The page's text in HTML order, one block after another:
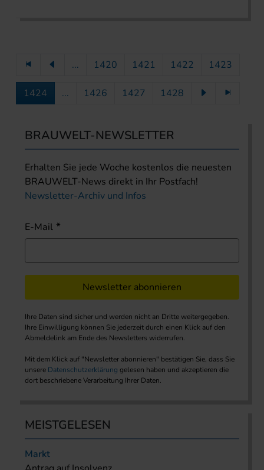
... 1420 1421 1422 1423
1424 ... 1426 1427 1428
BRAUWELT-NEWSLETTER
Erhalten Sie jede Woche kostenlos die neuesten
BRAUWELT-News direkt in Ihr Postfach!
Newsletter-Archiv und Infos
E-Mail
Newsletter abonnieren
Ihre Daten sind sicher und werden nicht an Dritte weitergegeben.
Ihre Einwilligung können Sie jederzeit durch einen Klick auf den
Abmeldelink am Ende des Newsletters widerrufen.
Mit dem Klick auf "Newsletter abonnieren" bestätigen Sie, dass Sie
unsere Datenschutzerklärung gelesen haben und akzeptieren die
dort beschriebene Verarbeitung Ihrer Daten.
MEISTGELESEN
Markt